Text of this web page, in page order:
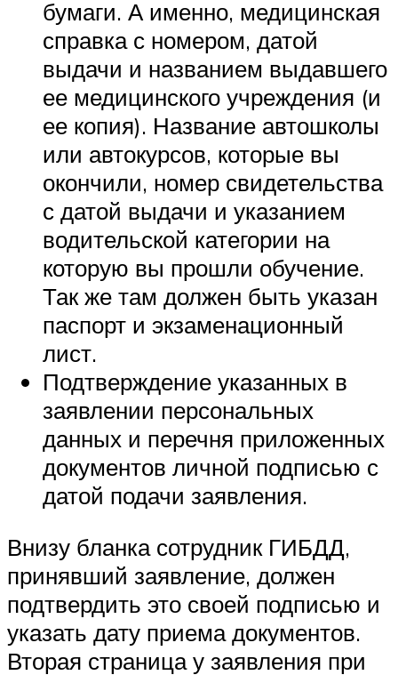
бумаги. А именно, медицинская
справка с номером, датой
выдачи и названием выдавшего
ее медицинского учреждения (и
ее копия). Название автошколы
или автокурсов, которые вы
окончили, номер свидетельства
с датой выдачи и указанием
водительской категории на
которую вы прошли обучение.
Так же там должен быть указан
паспорт и экзаменационный
лист.
Подтверждение указанных в
заявлении персональных
данных и перечня приложенных
документов личной подписью с
датой подачи заявления.
Внизу бланка сотрудник ГИБДД,
принявший заявление, должен
подтвердить это своей подписью и
указать дату приема документов.
Вторая страница у заявления при